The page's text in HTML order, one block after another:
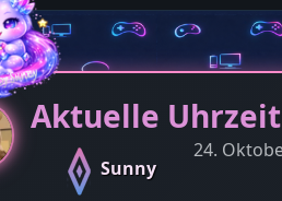
Aktuelle Uhrzeit
Sunny
24.